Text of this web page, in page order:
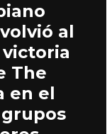
al
The
en el